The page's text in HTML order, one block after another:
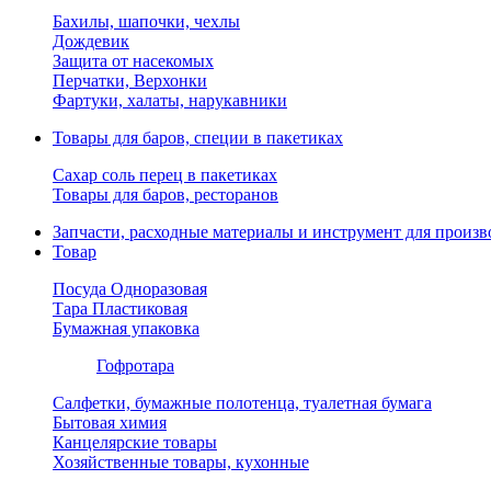
Бахилы, шапочки, чехлы
Дождевик
Защита от насекомых
Перчатки, Верхонки
Фартуки, халаты, нарукавники
Товары для баров, специи в пакетиках
Сахар соль перец в пакетиках
Товары для баров, ресторанов
Запчасти, расходные материалы и инструмент для
Товар
Посуда Одноразовая
Тара Пластиковая
Бумажная упаковка
Гофротара
Салфетки, бумажные полотенца, туалетная бумага
Бытовая химия
Канцелярские товары
Хозяйственные товары, кухонные